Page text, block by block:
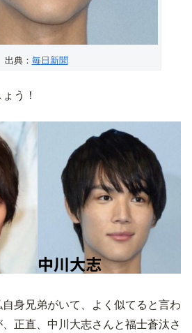
出典： 毎日新聞
う！
身兄弟がいて、よく似てると言わ
正直、中川大志さんと福士蒼汰さ